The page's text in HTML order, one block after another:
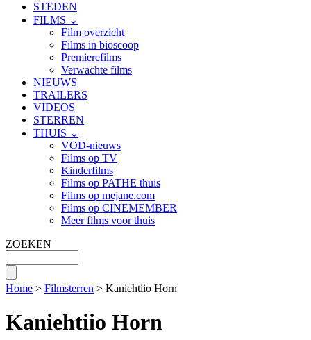
STEDEN
FILMS ⌄
Film overzicht
Films in bioscoop
Premierefilms
Verwachte films
NIEUWS
TRAILERS
VIDEOS
STERREN
THUIS ⌄
VOD-nieuws
Films op TV
Kinderfilms
Films op PATHE thuis
Films op mejane.com
Films op CINEMEMBER
Meer films voor thuis
ZOEKEN
Home > Filmsterren > Kaniehtiio Horn
Kaniehtiio Horn